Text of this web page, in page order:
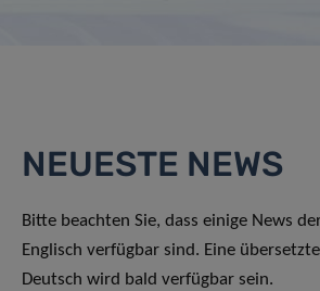
NEUESTE NEWS
Bitte beachten Sie, dass einige News
Englisch verfügbar sind. Eine
Deutsch wird bald verfügbar sein.